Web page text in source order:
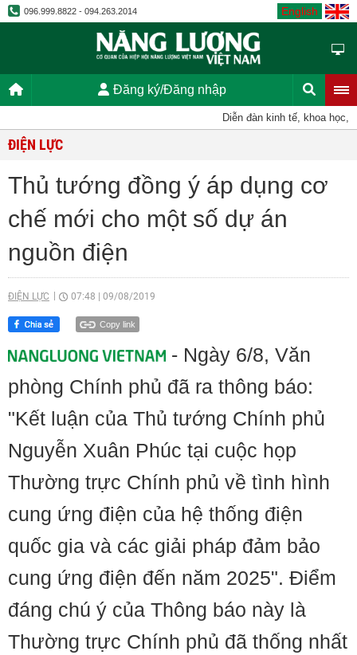
096.999.8822 - 094.263.2014 English
Đăng ký/Đăng nhập
Diễn đàn kinh tế, khoa học, kỹ
ĐIỆN LỰC
Thủ tướng đồng ý áp dụng cơ
chế mới cho một số dự án
nguồn điện
ĐIỆN LỰC 07:48 09/08/2019
Copy link
- Ngày 6/8, Văn
phòng Chính phủ đã ra thông báo:
"Kết luận của Thủ tướng Chính phủ
Nguyễn Xuân Phúc tại cuộc họp
Thường trực Chính phủ về tình hình
cung ứng điện của hệ thống điện
quốc gia và các giải pháp đảm bảo
cung ứng điện đến năm 2025". Điểm
đáng chú ý của Thông báo này là
Thường trực Chính phủ đã thống nhất